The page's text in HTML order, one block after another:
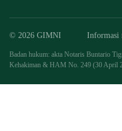
© 2026 GIMNI Informasi
Badan hukum: akta Notaris Buntario
Kehakiman & HAM No. 249 (30 April